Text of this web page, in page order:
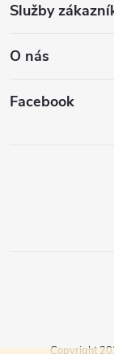
Služby
O nás
Facebook